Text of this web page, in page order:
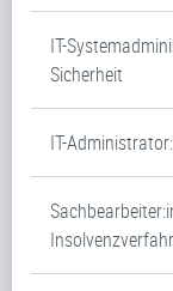
IT-
Sicherheit
IT-